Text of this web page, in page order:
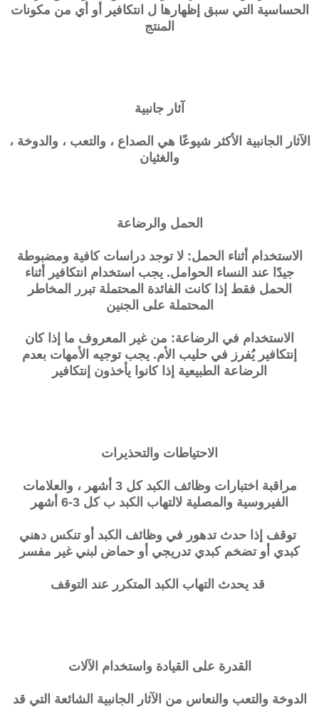
الحساسية التي سبق إظهارها ل انتكافير
أو أي من مكونات
المنتج
آثار جانبية
الآثار الجانبية الأكثر شيوعًا هي الصداع ، والتعب ، والدوخة ،
والغثيان
الحمل والرضاعة
الاستخدام أثناء الحمل: لا توجد دراسات كافية ومضبوطة
جيدًا عند النساء الحوامل. يجب استخدام انتكافير
أثناء
الحمل فقط إذا كانت الفائدة المحتملة تبرر المخاطر
المحتملة على الجنين
الاستخدام في الرضاعة: من غير المعروف ما إذا كان
إنتكافير يُفرز في حليب الأم. يجب توجيه الأمهات بعدم
الرضاعة الطبيعية إذا كانوا يأخذون إنتكافير
الاحتياطات والتحذيرات
مراقبة اختبارات وظائف الكبد كل 3 أشهر ، والعلامات
الفيروسية والمصلية لالتهاب الكبد ب كل 3-6 أشهر
توقف إذا حدث تدهور في وظائف الكبد أو تنكس دهني
كبدي أو تضخم كبدي تدريجي أو حماض لبني غير مفسر
قد يحدث التهاب الكبد المتكرر عند التوقف
القدرة على القيادة واستخدام الآلات
الدوخة والتعب والنعاس من الآثار الجانبية الشائعة التي قد